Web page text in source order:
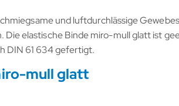
und luftdurchlässige
elastische Binde miro-mull glatt ist
DIN 61 634 gefertigt.
mull glatt